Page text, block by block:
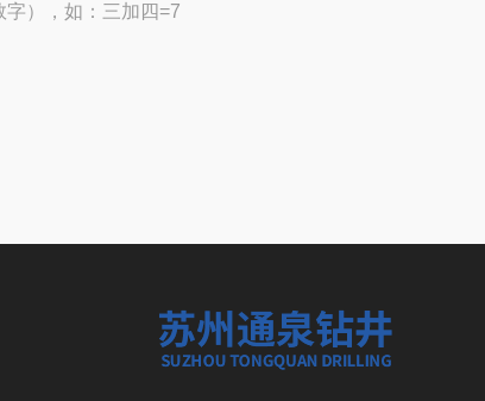
），如：三加四=7